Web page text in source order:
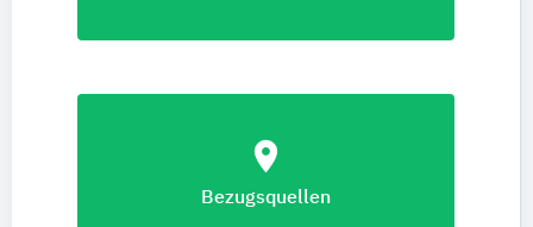
location_on
Bezugsquellen